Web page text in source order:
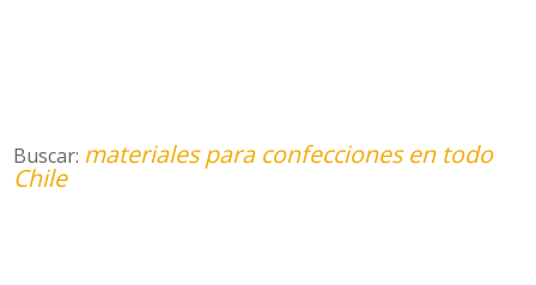
Buscar: materiales para confecciones en todo
Chile